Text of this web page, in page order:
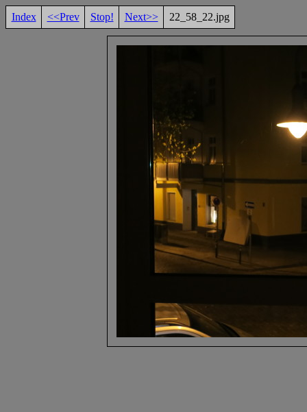
Index <<Prev Stop! Next>> 22_58_22.jpg